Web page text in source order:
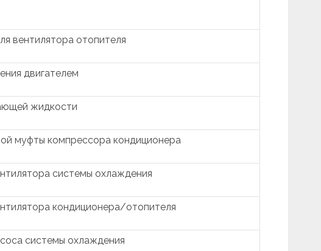
вентилятора отопителя
двигателем
жидкости
муфты компрессора кондиционера
системы охлаждения
кондиционера/отопителя
системы охлаждения